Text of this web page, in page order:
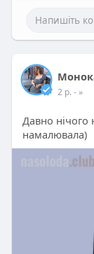
2 р.- »
Давно нічого
намалювала)